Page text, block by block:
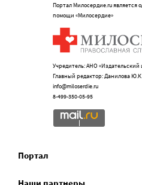
Портал Милосердие.ru является
помощи «Милосердие»
Учредитель: АНО
Главный редактор: Данилова Ю.К.
info@miloserdie.ru
8-499-350-05-95
Портал
Наши партнеры